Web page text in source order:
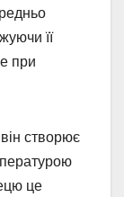
її
при
створює
це